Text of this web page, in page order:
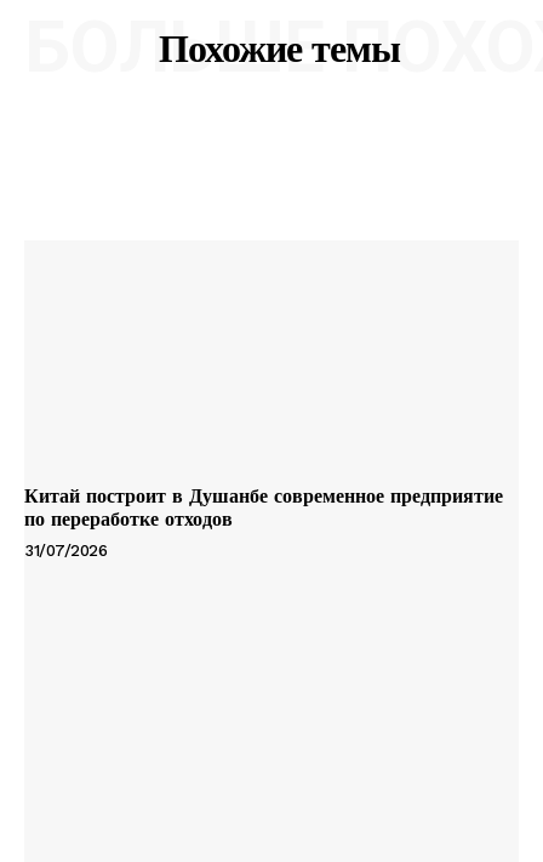
Похожие темы
БОЛЬШЕ
Китай построит в Душанбе современное предприятие
по переработке отходов
31/07/2026